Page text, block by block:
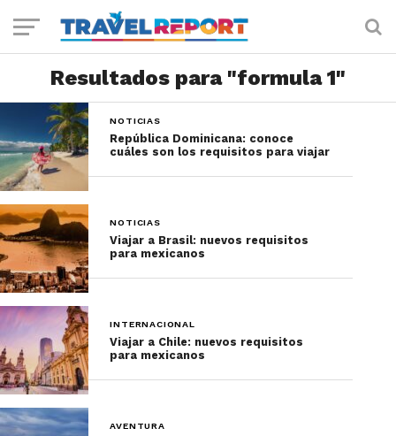
Resultados para "formula 1"
NOTICIAS
República Dominicana: conoce
cuáles son los requisitos para viajar
NOTICIAS
Viajar a Brasil: nuevos requisitos
para mexicanos
INTERNACIONAL
Viajar a Chile: nuevos requisitos
para mexicanos
AVENTURA